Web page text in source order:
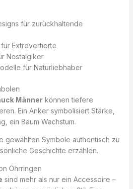
für zurückhaltende
Extrovertierte
Nostalgiker
für Naturliebhaber
Männerkönnen tiefere
Ein Anker symbolisiert Stärke,
ein Baum Wachstum.
gewählten Symbole authentisch zu
Geschichte erzählen.
Ohrringen
sind mehr als nur ein Accessoire –